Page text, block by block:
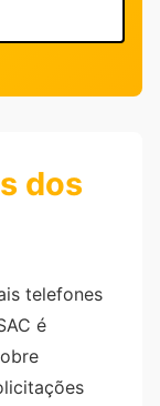
dos
telefones
é